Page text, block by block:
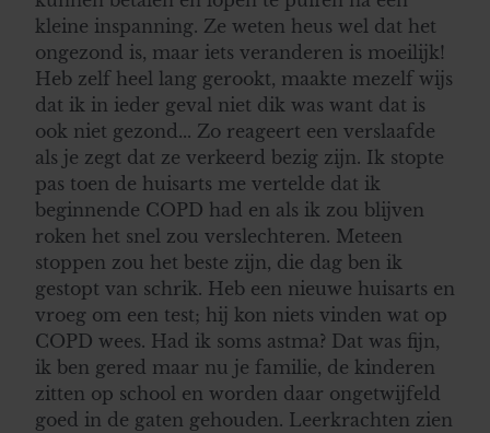
verzameld op basis van uw gebruik van hun services. U
gaat akkoord met onze cookies als u onze website blijft
gebruiken.
kleine inspanning. Ze weten heus wel dat het
ongezond is, maar iets veranderen is moeilijk!
Heb zelf heel lang gerookt, maakte mezelf wijs
dat ik in ieder geval niet dik was want dat is
ook niet gezond... Zo reageert een verslaafde
als je zegt dat ze verkeerd bezig zijn. Ik stopte
pas toen de huisarts me vertelde dat ik
beginnende COPD had en als ik zou blijven
roken het snel zou verslechteren. Meteen
stoppen zou het beste zijn, die dag ben ik
gestopt van schrik. Heb een nieuwe huisarts en
vroeg om een test; hij kon niets vinden wat op
COPD wees. Had ik soms astma? Dat was fijn,
ik ben gered maar nu je familie, de kinderen
zitten op school en worden daar ongetwijfeld
goed in de gaten gehouden. Leerkrachten zien